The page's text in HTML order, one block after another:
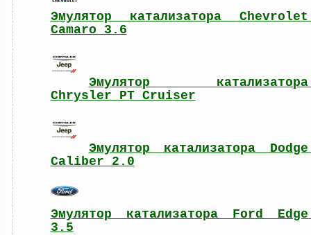
Эмулятор катализатора Chevrolet
Camaro 3.6
Эмулятор катализатора
Chrysler PT Cruiser
Эмулятор катализатора Dodge
Caliber 2.0
Эмулятор катализатора Ford Edge
3.5